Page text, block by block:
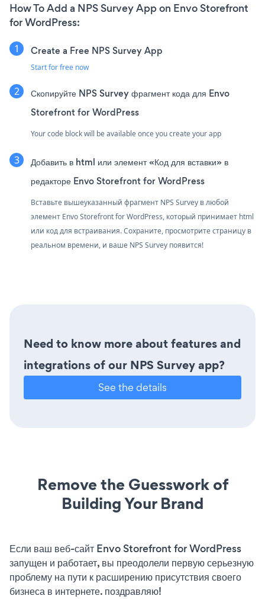
How To Add a NPS Survey App on Envo Storefront
for WordPress:
Create a Free NPS Survey App
Start for free now
Скопируйте NPS Survey фрагмент кода для Envo
Storefront for WordPress
Your code block will be available once you create your app
Добавить в html или элемент «Код для вставки» в
редакторе Envo Storefront for WordPress
Вставьте вышеуказанный фрагмент NPS Survey в любой
элемент Envo Storefront for WordPress, который принимает html
или код для встраивания. Сохраните, просмотрите страницу в
реальном времени, и ваше NPS Survey появится!
Need to know more about features and
integrations of our NPS Survey app?
See the details
Remove the Guesswork of
Building Your Brand
Если ваш веб-сайт Envo Storefront for WordPress
запущен и работает, вы преодолели первую серьезную
проблему на пути к расширению присутствия своего
бизнеса в интернете. поздравляю!